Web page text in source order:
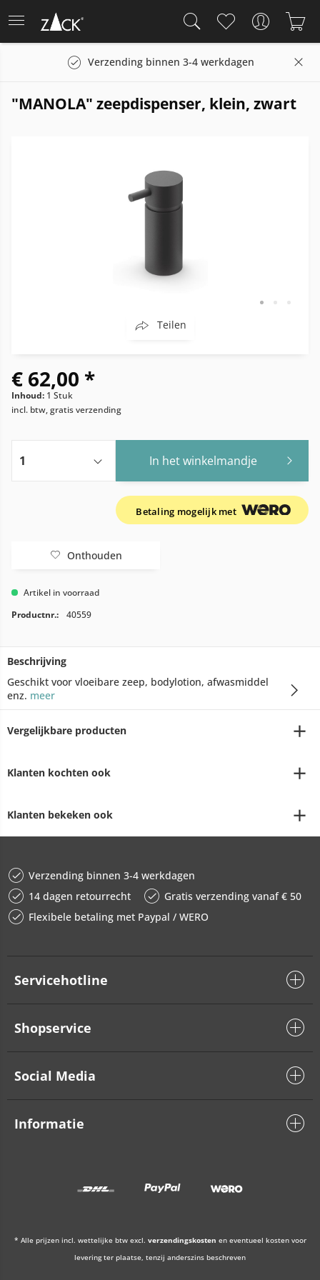
Verzending binnen 3-4 werkdagen
"MANOLA" zeepdispenser, klein, zwart
Teilen
€ 62,00 *
Inhoud: 1 Stuk
incl. btw, gratis verzending
In het winkelmandje
Betaling mogelijk met
Onthouden
Artikel in voorraad
Productnr.:
40559
Beschrijving
Geschikt voor vloeibare zeep, bodylotion, afwasmiddel
enz. meer
Vergelijkbare producten
Klanten kochten ook
Klanten bekeken ook
Verzending binnen 3-4 werkdagen
14 dagen retourrecht
Gratis verzending vanaf € 50
Flexibele betaling met Paypal / WERO
Servicehotline
Shopservice
Social Media
Informatie
* Alle prijzen incl. wettelijke btw excl. verzendingskosten en eventueel kosten voor
levering ter plaatse, tenzij anderszins beschreven